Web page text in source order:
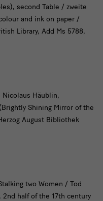
), second Table / zweite
and ink on paper /
Library, Add Ms 5788,
Häublin,
Shining Mirror of the
August Bibliothek
two Women / Tod
2nd half of the 17th century